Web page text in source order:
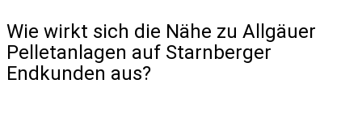
Wie wirkt sich die Nähe zu Allgäuer
Pelletanlagen auf Starnberger
Endkunden aus?